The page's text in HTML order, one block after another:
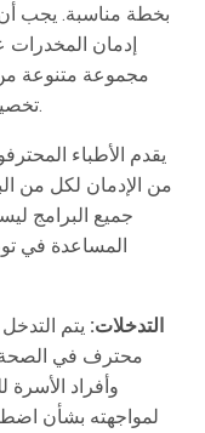
بخطة مناسبة. يجب
إدمان المخدرات
مجموعة متنوعة
تخصيص البرامج بناءً على الاحتياجات الخاصة.
يقدم الأطباء
من الإدمان لكل من
جميع البرامج
التدخلات: يتم
محترف في الصحة
وأفراد
لمواجهته بشأن